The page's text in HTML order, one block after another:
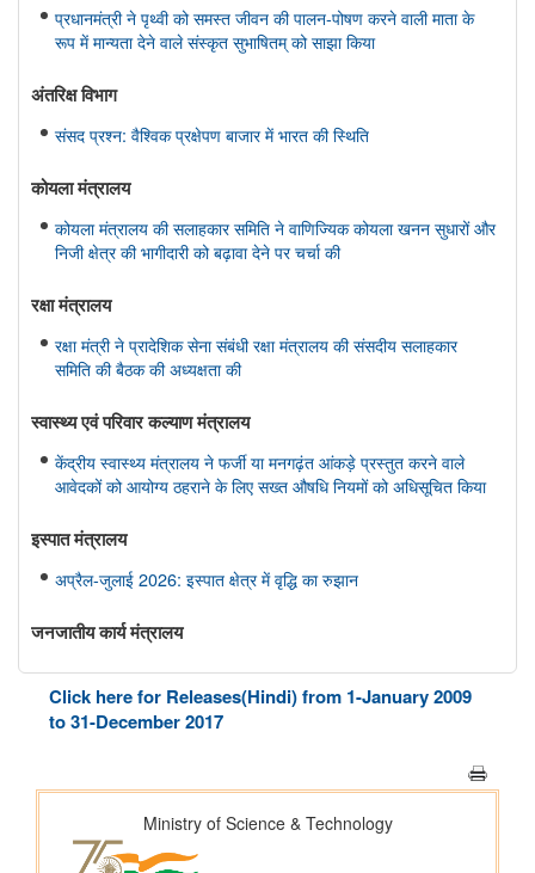
प्रधानमंत्री ने पृथ्वी को समस्त जीवन की पालन-पोषण करने वाली माता के
रूप में मान्यता देने वाले संस्कृत सुभाषितम् को साझा किया
अंतरिक्ष विभाग
संसद प्रश्न: वैश्विक प्रक्षेपण बाजार में भारत की स्थिति
कोयला मंत्रालय
कोयला मंत्रालय की सलाहकार समिति ने वाणिज्यिक कोयला खनन सुधारों और
निजी क्षेत्र की भागीदारी को बढ़ावा देने पर चर्चा की
रक्षा मंत्रालय
रक्षा मंत्री ने प्रादेशिक सेना संबंधी रक्षा मंत्रालय की संसदीय सलाहकार
समिति की बैठक की अध्यक्षता की
स्‍वास्‍थ्‍य एवं परिवार कल्‍याण मंत्रालय
केंद्रीय स्वास्थ्य मंत्रालय ने फर्जी या मनगढ़ंत आंकड़े प्रस्‍तुत करने वाले
आवेदकों को आयोग्‍य ठहराने के लिए सख्त औषधि नियमों को अधिसूचित किया
इस्‍पात मंत्रालय
अप्रैल-जुलाई 2026: इस्पात क्षेत्र में वृद्धि का रुझान
जनजातीय कार्य मंत्रालय
कर्नाटक में अनुसूचित जनजाति का विकास
ईएमआरएस के शैक्षणिक परिणाम
जनजातीय भूमि अधिकार और परियोजनाओं में सहमति
Click here for Releases(Hindi) from 1-January 2009
to 31-December 2017